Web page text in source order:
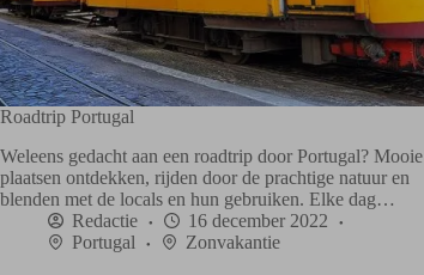
Roadtrip Portugal
Weleens gedacht aan een roadtrip door Portugal? Mooie
plaatsen ontdekken, rijden door de prachtige natuur en
blenden met de locals en hun gebruiken. Elke dag…
Redactie
16 december 2022
Portugal
Zonvakantie